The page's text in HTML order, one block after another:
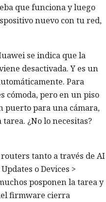
que funciona y luego
nuevo con tu red,
se indica que la
desactivada. Y es un
Para
cómoda, pero en un piso
puerto para una cámara,
¿No lo necesitas?
tanto a través de AI
o Devices >
posponen la tarea y
firmware cierra